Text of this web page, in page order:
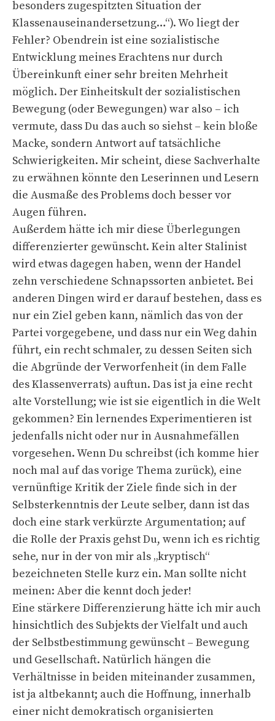
besonders zugespitzten Situation der
Klassenauseinandersetzung…“). Wo liegt der
Fehler? Obendrein ist eine sozialistische
Entwicklung meines Erachtens nur durch
Übereinkunft einer sehr breiten Mehrheit
möglich. Der Einheitskult der sozialistischen
Bewegung (oder Bewegungen) war also – ich
vermute, dass Du das auch so siehst – kein bloße
Macke, sondern Antwort auf tatsächliche
Schwierigkeiten. Mir scheint, diese Sachverhalte
zu erwähnen könnte den Leserinnen und Lesern
die Ausmaße des Problems doch besser vor
Augen führen.
Außerdem hätte ich mir diese Überlegungen
differenzierter gewünscht. Kein alter Stalinist
wird etwas dagegen haben, wenn der Handel
zehn verschiedene Schnapssorten anbietet. Bei
anderen Dingen wird er darauf bestehen, dass es
nur ein Ziel geben kann, nämlich das von der
Partei vorgegebene, und dass nur ein Weg dahin
führt, ein recht schmaler, zu dessen Seiten sich
die Abgründe der Verworfenheit (in dem Falle
des Klassenverrats) auftun. Das ist ja eine recht
alte Vorstellung; wie ist sie eigentlich in die Welt
gekommen? Ein lernendes Experimentieren ist
jedenfalls nicht oder nur in Ausnahmefällen
vorgesehen. Wenn Du schreibst (ich komme hier
noch mal auf das vorige Thema zurück), eine
vernünftige Kritik der Ziele finde sich in der
Selbsterkenntnis der Leute selber, dann ist das
doch eine stark verkürzte Argumentation; auf
die Rolle der Praxis gehst Du, wenn ich es richtig
sehe, nur in der von mir als „kryptisch“
bezeichneten Stelle kurz ein. Man sollte nicht
meinen: Aber die kennt doch jeder!
Eine stärkere Differenzierung hätte ich mir auch
hinsichtlich des Subjekts der Vielfalt und auch
der Selbstbestimmung gewünscht – Bewegung
und Gesellschaft. Natürlich hängen die
Verhältnisse in beiden miteinander zusammen,
ist ja altbekannt; auch die Hoffnung, innerhalb
einer nicht demokratisch organisierten